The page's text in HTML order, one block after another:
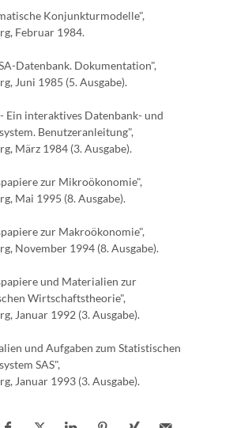
Konjunkturmodelle",
Februar 1984.
Datenbank. Dokumentation",
Juni 1985 (5. Ausgabe).
Ein interaktives Datenbank- und
Benutzeranleitung",
März 1984 (3. Ausgabe).
zur Mikroökonomie",
Mai 1995 (8. Ausgabe).
zur Makroökonomie",
November 1994 (8. Ausgabe).
und Materialien zur
Wirtschaftstheorie",
Januar 1992 (3. Ausgabe).
und Aufgaben zum Statistischen
SAS",
Januar 1993 (3. Ausgabe).